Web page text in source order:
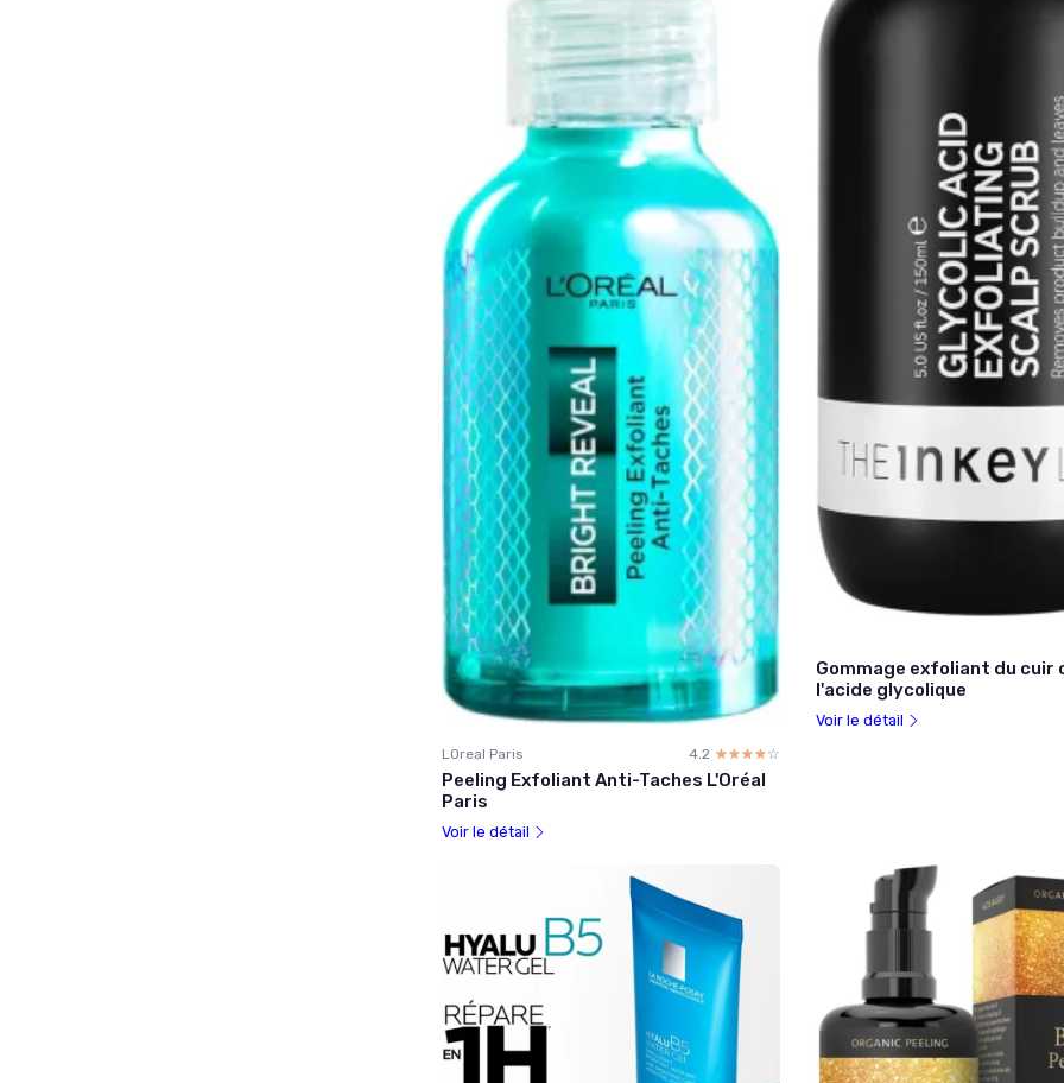
LOreal Paris 4.2 ☆☆☆☆☆
★★★★★
Peeling Exfoliant Anti-Taches L'Oréal
Paris
Voir le détail
Gommage exfoliant du cuir
l'acide glycolique
Voir le détail